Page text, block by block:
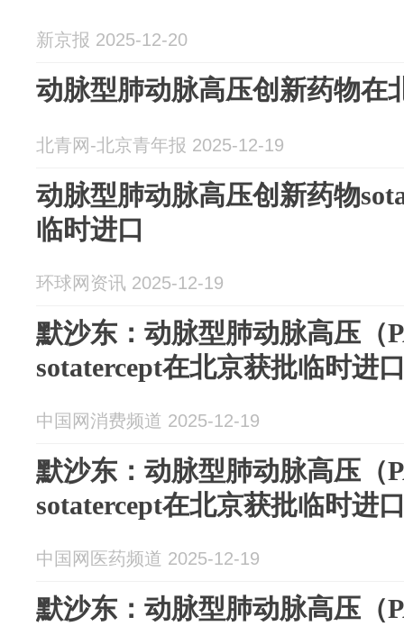
新京报 2025-12-20
动脉型肺动脉高压创新药物在
北青网-北京青年报 2025-12-19
动脉型肺动脉高压创新药物
临时进口
环球网资讯 2025-12-19
默沙东：动脉型肺动脉高压（
sotatercept在北京获批临时进
中国网消费频道 2025-12-19
默沙东：动脉型肺动脉高压（
sotatercept在北京获批临时进
中国网医药频道 2025-12-19
默沙东：动脉型肺动脉高压（